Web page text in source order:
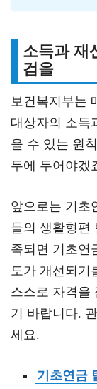
소득과 재
검을
보건복지부는
대상자의 소득
을 수 있는 원
두에 두어야겠
앞으로는 기초
들의 생활형편
족되면 기초연
도가 개선되기
스스로 자격을
기 바랍니다.
세요.
기초연금